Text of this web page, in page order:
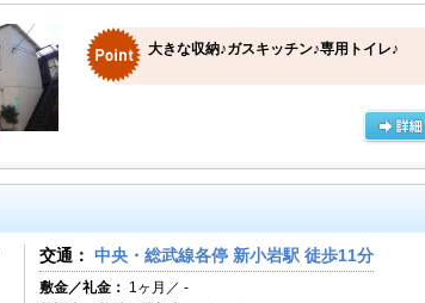
大きな収納♪ガスキッチン♪専用トイレ♪
交通： 中央・総武線各停 新小岩駅 徒歩11分
敷金／礼金： 1ヶ月／ -